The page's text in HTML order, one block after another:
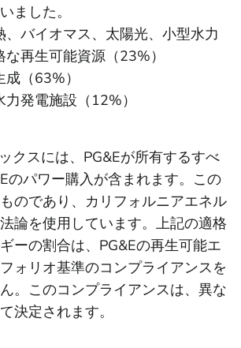
ました。
、バイオマス、太陽光、小型水力
な再生可能資源（23%）
（63%）
発電施設（12%）
クスには、PG&Eが所有するすべ
のパワー購入が含まれます。この
のであり、カリフォルニアエネル
論を使用しています。上記の適格
ーの割合は、PG&Eの再生可能エ
ォリオ基準のコンプライアンスを
。このコンプライアンスは、異な
決定されます。